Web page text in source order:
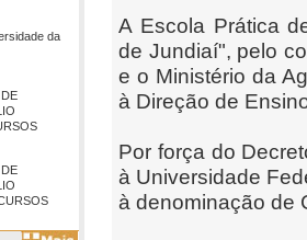
da
A Escola Prática
de Jundiaí", pelo
e o Ministério da
à Direção de
Por força do
à Universidade
à denominação de